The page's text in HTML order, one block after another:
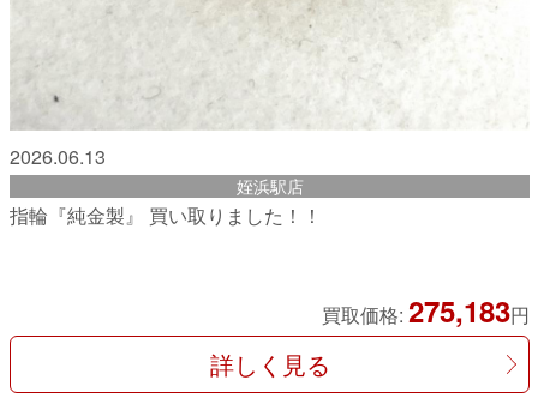
2026.06.13
姪浜駅店
指輪『純金製』 買い取りました！！
買取価格: 275,183円
詳しく見る